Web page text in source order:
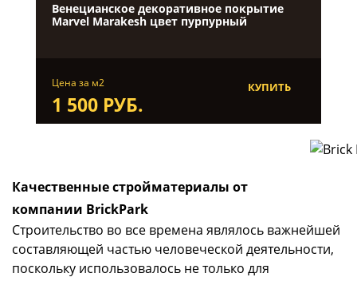
Венецианское декоративное покрытие
Marvel Marakesh цвет пурпурный
Цена за м2
1 500 РУБ.
КУПИТЬ
Качественные стройматериалы от
компании BrickPark
Строительство во все времена являлось важнейшей
составляющей частью человеческой деятельности,
поскольку использовалось не только для